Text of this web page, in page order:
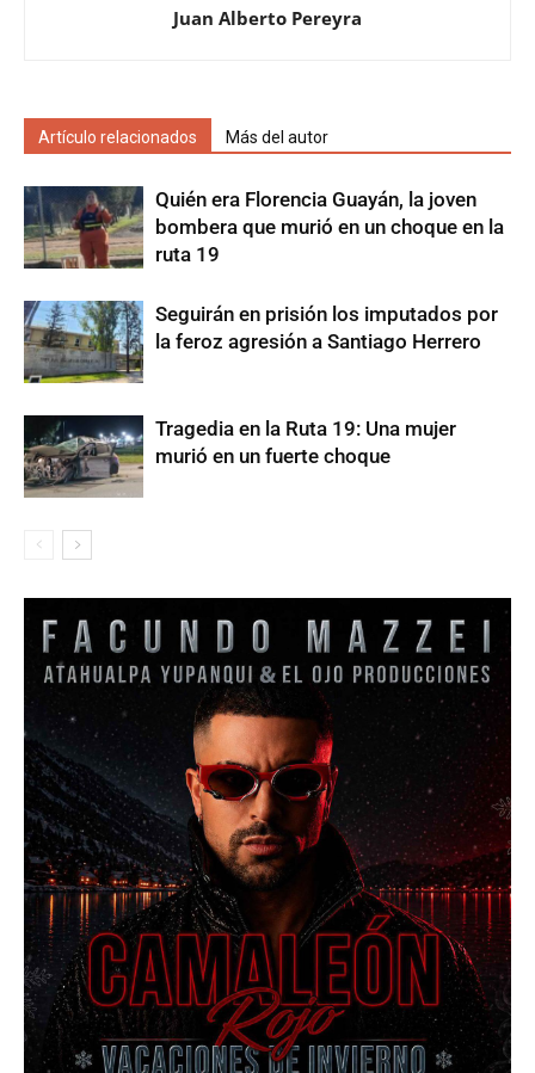
Juan Alberto Pereyra
Artículo relacionados Más del autor
Quién era Florencia Guayán, la joven
bombera que murió en un choque en la
ruta 19
Seguirán en prisión los imputados por
la feroz agresión a Santiago Herrero
Tragedia en la Ruta 19: Una mujer
murió en un fuerte choque